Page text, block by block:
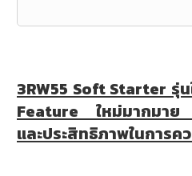
3RW55 Soft Starter รุ่
Feature ใหม่มากมาย
และประสิทธิภาพในการค